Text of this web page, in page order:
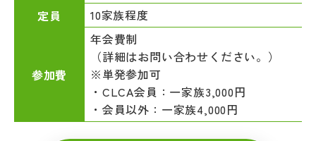
定員
10家族程度
参加費
年会費制
（詳細はお問い合わせください。）
※単発参加可
・CLCA会員：一家族3,000円
・会員以外：一家族4,000円